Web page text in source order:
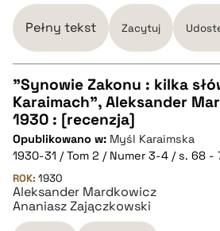
pobierz cytat
Pełny tekst Zacytuj
CZYSTY TEKST
pobierz cytat
BIBTEX
"Synowie Zakonu : kilka
Karaimach", Aleksander
1930 : [recenzja]
Opublikowano w: Myśl Karaimska
1930-31 / Tom 2 / Numer 3-4 / s. 68 -
ROK: 1930
Aleksander Mardkowicz
Ananiasz Zajączkowski